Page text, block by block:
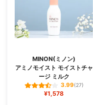
MINON(ミノン)
アミノモイスト モイストチャ
ージ ミルク
3.99(27)
¥1,578